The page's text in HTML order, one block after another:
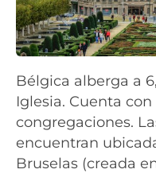
Bélgica alberga a
Iglesia. Cuenta con
congregaciones.
encuentran
Bruselas (creada